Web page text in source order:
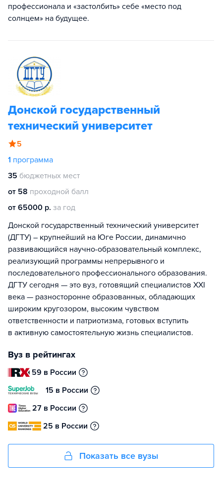
профессионала и «застолбить» себе «место под
солнцем» на будущее.
Донской государственный
технический университет
5
1 программа
35 бюджетных мест
от 58 проходной балл
от 65000 р. за год
Донской государственный технический университет
(ДГТУ) – крупнейший на Юге России, динамично
развивающийся научно-образовательный комплекс,
реализующий программы непрерывного и
последовательного профессионального образования.
ДГТУ сегодня — это вуз, готовящий специалистов XXI
века — разносторонне образованных, обладающих
широким кругозором, высоким чувством
ответственности и патриотизма, готовых вступить
в активную самостоятельную жизнь специалистов.
Вуз в рейтингах
59 в России
15 в России
27 в России
25 в России
Показать все вузы